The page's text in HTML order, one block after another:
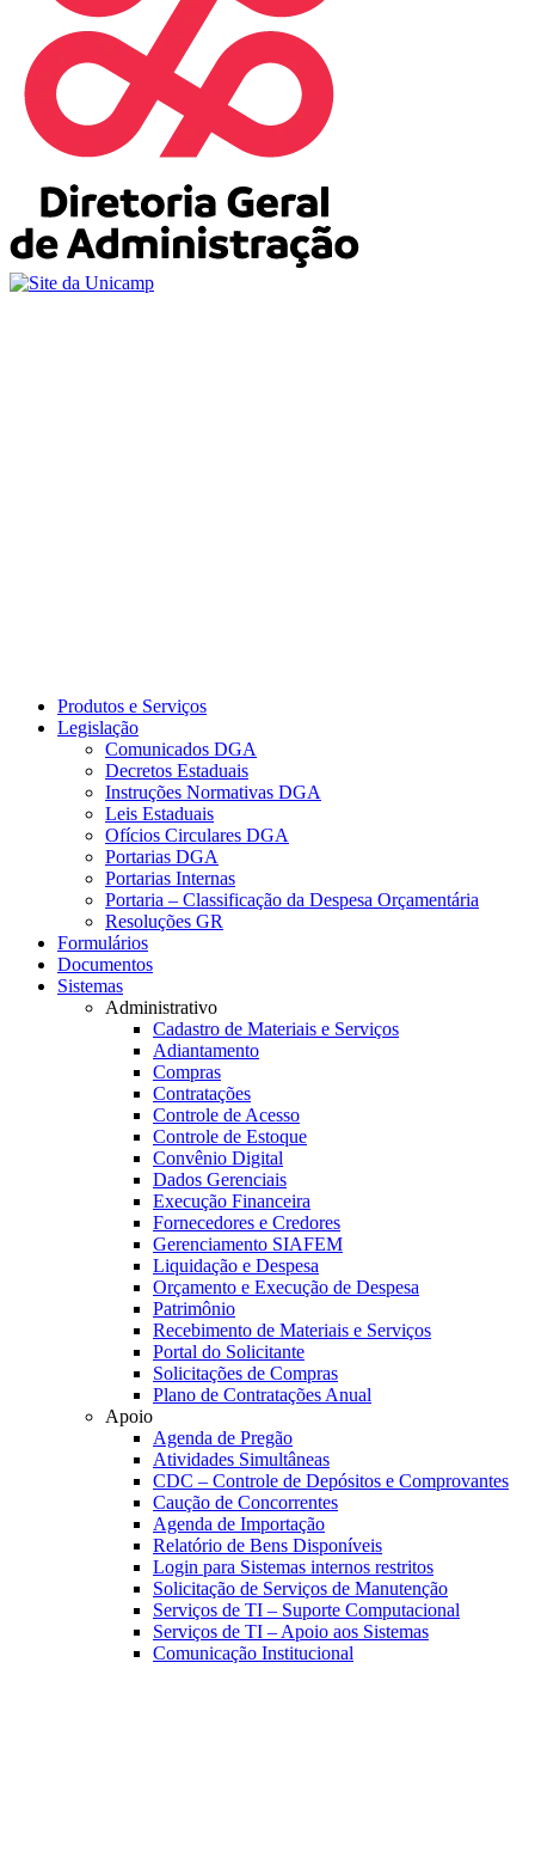
Produtos e Serviços
Legislação
Comunicados DGA
Decretos Estaduais
Instruções Normativas DGA
Leis Estaduais
Ofícios Circulares DGA
Portarias DGA
Portarias Internas
Portaria – Classificação da Despesa Orçamentária
Resoluções GR
Formulários
Documentos
Sistemas
Administrativo
Cadastro de Materiais e Serviços
Adiantamento
Compras
Contratações
Controle de Acesso
Controle de Estoque
Convênio Digital
Dados Gerenciais
Execução Financeira
Fornecedores e Credores
Gerenciamento SIAFEM
Liquidação e Despesa
Orçamento e Execução de Despesa
Patrimônio
Recebimento de Materiais e Serviços
Portal do Solicitante
Solicitações de Compras
Plano de Contratações Anual
Apoio
Agenda de Pregão
Atividades Simultâneas
CDC – Controle de Depósitos e Comprovantes
Caução de Concorrentes
Agenda de Importação
Relatório de Bens Disponíveis
Login para Sistemas internos restritos
Solicitação de Serviços de Manutenção
Serviços de TI – Suporte Computacional
Serviços de TI – Apoio aos Sistemas
Comunicação Institucional